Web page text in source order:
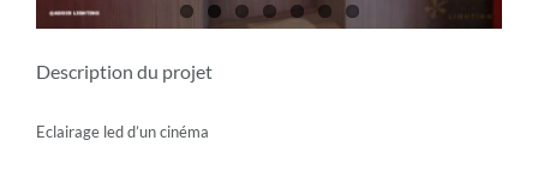
Description du projet
Eclairage led d’un cinéma